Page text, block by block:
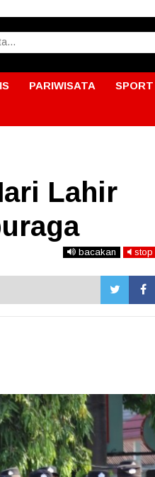
PARIWISATA SPORT
Lahir
bacakan stop